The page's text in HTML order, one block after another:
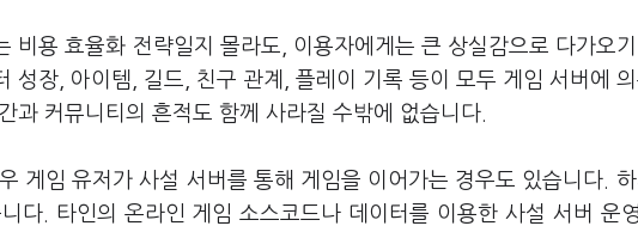
비용 효율화 전략일지 몰라도, 이용자에게는 큰 상실감으로 다가오기
성장, 아이템, 길드, 친구 관계, 플레이 기록 등이 모두 게임 서버에
과 커뮤니티의 흔적도 함께 사라질 수밖에 없습니다.
게임 유저가 사설 서버를 통해 게임을 이어가는 경우도 있습니다.
다. 타인의 온라인 게임 소스코드나 데이터를 이용한 사설 서버 운